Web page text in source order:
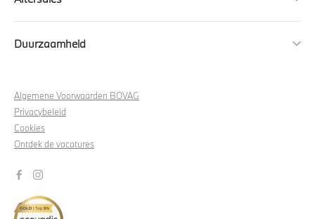
Duurzaamheid
Algemene Voorwaarden BOVAG
Privacybeleid
Cookies
Ontdek de vacatures